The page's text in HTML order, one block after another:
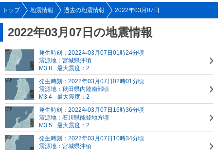
トップ 地震情報 過去の地震情報 2022年03月07日
2022年03月07日の地震情報
発生時刻：2022年03月07日01時24分頃
震源地：宮城県沖頃
M3.8
最大震度：2
発生時刻：2022年03月07日02時01分頃
震源地：秋田県内陸南部頃
M3.4
最大震度：2
発生時刻：2022年03月07日16時36分頃
震源地：石川県能登地方頃
M3.5
最大震度：2
発生時刻：2022年03月07日10時34分頃
震源地：宮城県沖頃